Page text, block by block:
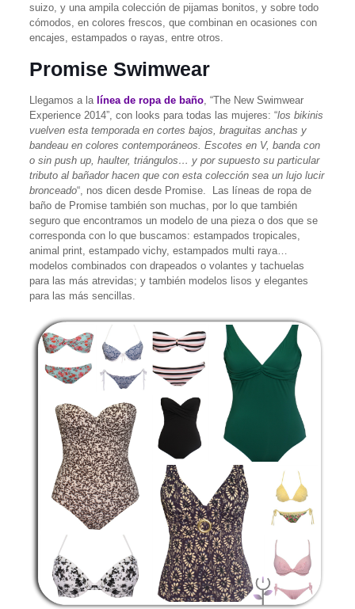
suizo, y una ampila colección de pijamas bonitos, y sobre todo
cómodos, en colores frescos, que combinan en ocasiones con
encajes, estampados o rayas, entre otros.
Promise Swimwear
Llegamos a la línea de ropa de baño, “The New Swimwear
Experience 2014”, con looks para todas las mujeres: “los bikinis
vuelven esta temporada en cortes bajos, braguitas anchas y
bandeau en colores contemporáneos. Escotes en V, banda con
o sin push up, haulter, triángulos… y por supuesto su particular
tributo al bañador hacen que con esta colección sea un lujo lucir
bronceado“, nos dicen desde Promise. Las líneas de ropa de
baño de Promise también son muchas, por lo que también
seguro que encontramos un modelo de una pieza o dos que se
corresponda con lo que buscamos: estampados tropicales,
animal print, estampado vichy, estampados multi raya…
modelos combinados con drapeados o volantes y tachuelas
para las más atrevidas; y también modelos lisos y elegantes
para las más sencillas.